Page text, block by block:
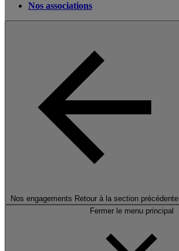
Nos associations
Nos engagements Retour à la section précédente
Fermer le menu principal